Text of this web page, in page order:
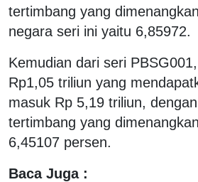
tertimbang yang
negara seri ini yaitu 6,85972.
Kemudian dari seri
Rp1,05 triliun yang
masuk Rp 5,19 triliun,
tertimbang yang
6,45107 persen.
Baca Juga :